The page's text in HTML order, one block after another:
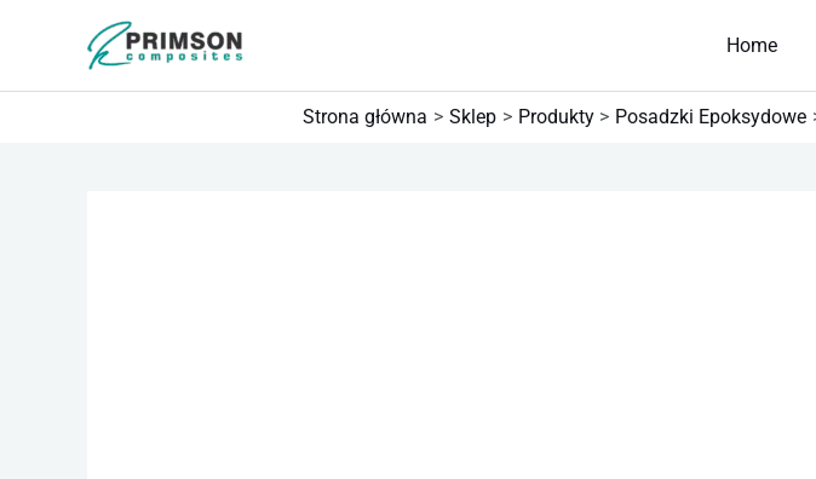
treści
Home
Strona główna Sklep Produkty Posadzki Epoksydowe